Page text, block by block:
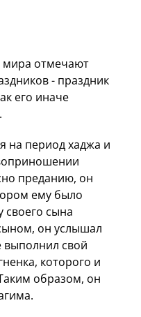
мира отмечают
- праздник
его иначе
на период хаджа и
преданию, он
ему было
своего сына
он услышал
выполнил свой
которого и
образом, он